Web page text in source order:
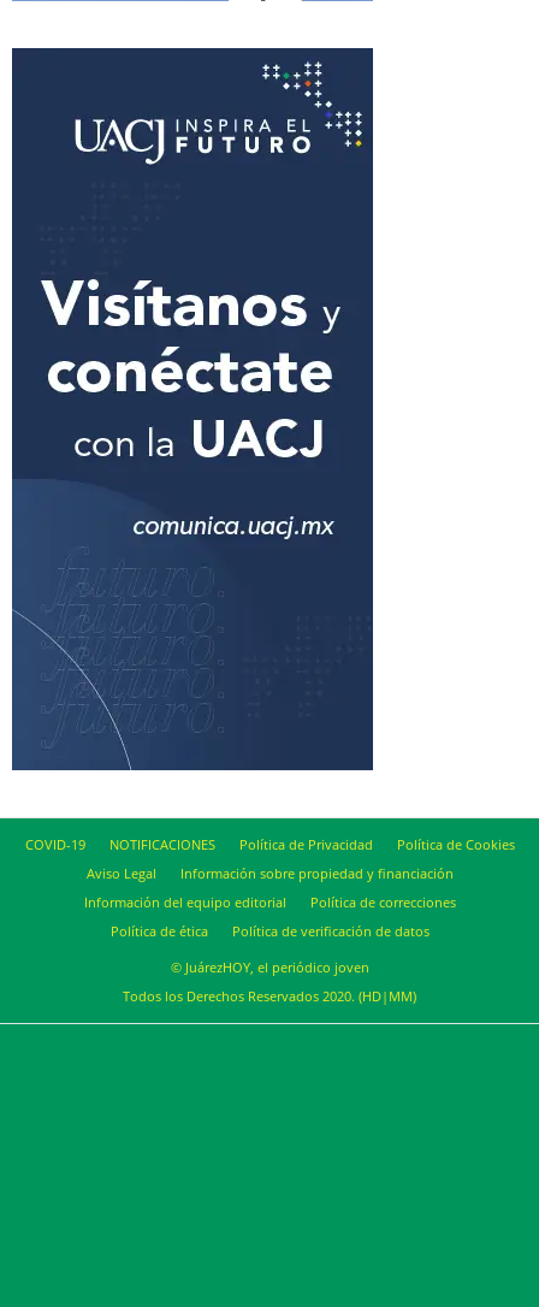
COVID-19 NOTIFICACIONES Política de Privacidad
Política de Cookies
Aviso Legal
Información sobre propiedad y financiación
Información del equipo editorial
Política de correcciones
Política de ética
Política de verificación de datos
© JuárezHOY, el periódico joven
Todos los Derechos Reservados 2020. (HD|MM)